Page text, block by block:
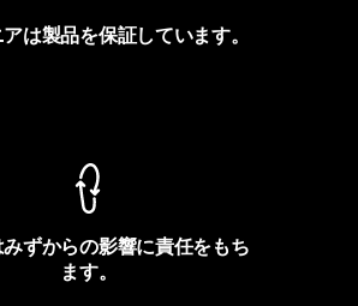
は製品を保証しています。
ずからの影響に責任をもち
ます。